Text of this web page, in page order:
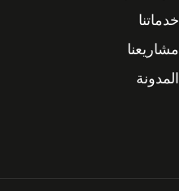
خدماتنا
مشاريعنا
المدونة